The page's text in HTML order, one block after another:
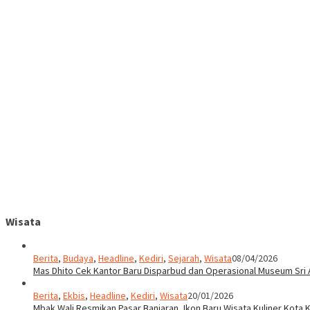
Wisata
Berita, Budaya, Headline, Kediri, Sejarah, Wisata08/04/2026
Mas Dhito Cek Kantor Baru Disparbud dan Operasional Museum Sri
Berita, Ekbis, Headline, Kediri, Wisata20/01/2026